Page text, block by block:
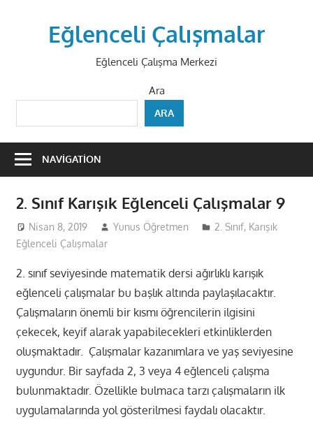
Eğlenceli Çalışmalar
Eğlenceli Çalışma Merkezi
Ara
ARA
NAVIGATION
2. Sınıf Karışık Eğlenceli Çalışmalar 9
Nisan 8, 2019 Yunus Öğretmen 2. Sınıf, Karışık
Eğlenceli Çalışmalar
2. sınıf seviyesinde matematik dersi ağırlıklı karışık
eğlenceli çalışmalar bu başlık altında paylaşılacaktır.
Çalışmaların önemli bir kısmı öğrencilerin ilgisini
çekecek, keyif alarak yapabilecekleri etkinliklerden
oluşmaktadır. Çalışmalar kazanımlara ve yaş seviyesine
uygundur. Bir sayfada 2, 3 veya 4 eğlenceli çalışma
bulunmaktadır. Özellikle bulmaca tarzı çalışmaların ilk
uygulamalarında yol gösterilmesi faydalı olacaktır.